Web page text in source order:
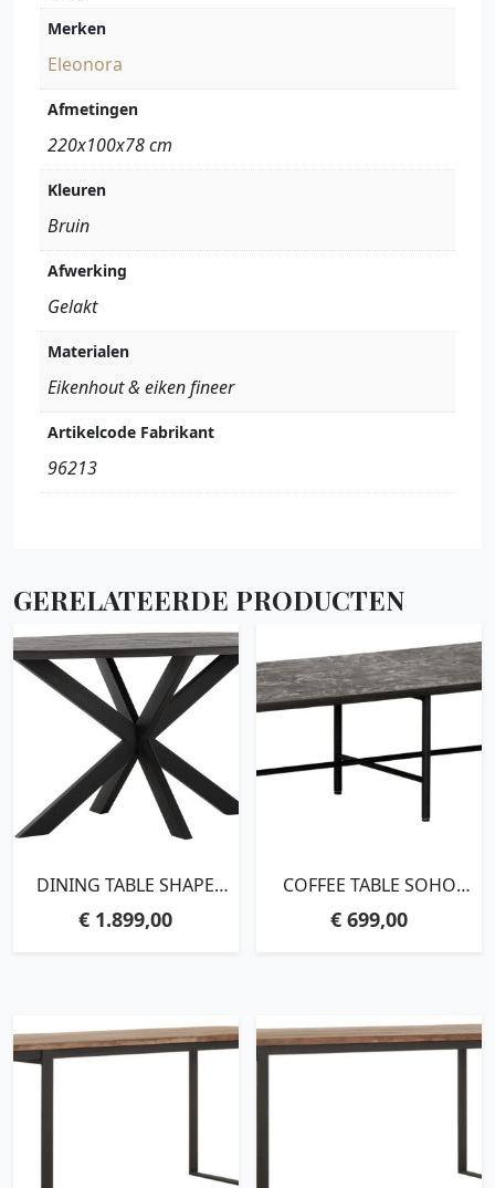
Merken
Eleonora
Afmetingen
220x100x78 cm
Kleuren
Bruin
Afwerking
Gelakt
Materialen
Eikenhout & eiken fineer
Artikelcode Fabrikant
96213
GERELATEERDE PRODUCTEN
DINING TABLE SHAPE
CM, RECYCLED
€ 1.899,00
COFFEE TABLE SOHO
MORTEX TOP
€ 699,00